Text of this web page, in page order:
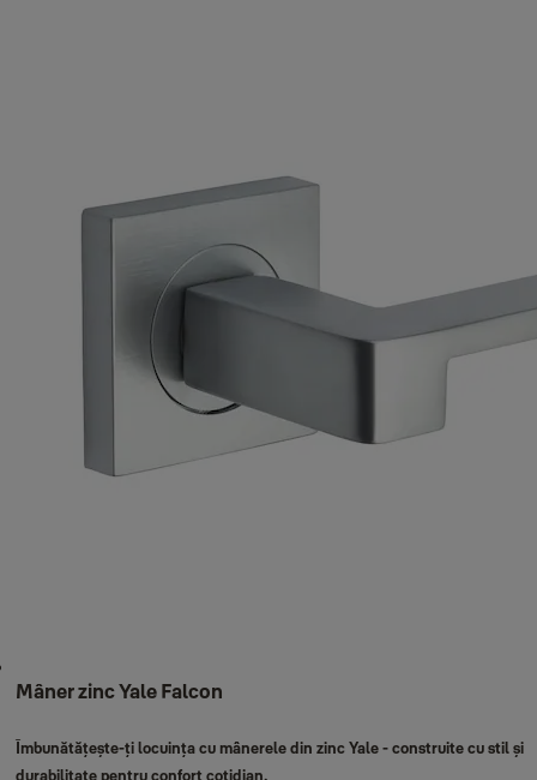
Mâner zinc Yale Falcon
Îmbunătățește-ți locuința cu mânerele din zinc Yale - construite cu stil și
durabilitate pentru confort cotidian.